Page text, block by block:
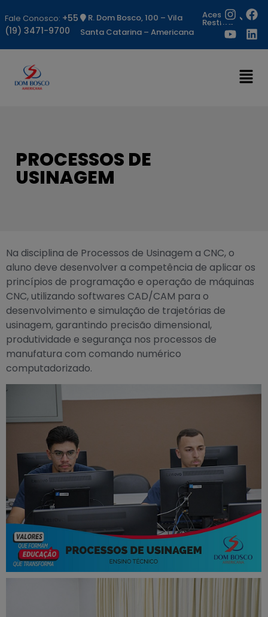
Fale Conosco: +55
(19) 3471-9700
R. Dom Bosco, 100 – Vila
Santa Catarina – Americana
Acesso
Restrito
PROCESSOS DE
USINAGEM
Na disciplina de Processos de Usinagem a CNC, o
aluno deve desenvolver a competência de aplicar os
princípios de programação e operação de máquinas
CNC, utilizando softwares CAD/CAM para o
desenvolvimento e simulação de trajetórias de
usinagem, garantindo precisão dimensional,
produtividade e segurança nos processos de
manufatura com comando numérico
computadorizado.